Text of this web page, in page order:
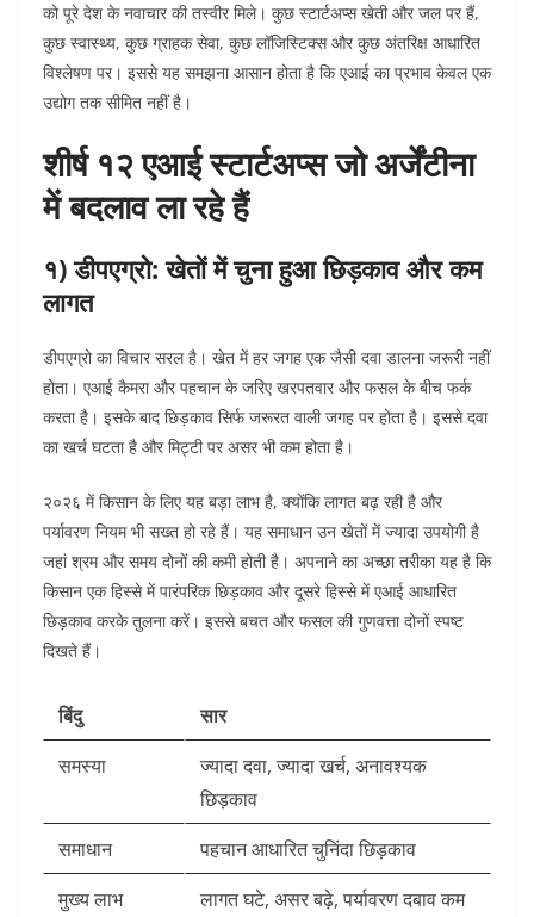
को पूरे देश के नवाचार की तस्वीर मिले। कुछ स्टार्टअप्स खेती और जल पर हैं,
कुछ स्वास्थ्य, कुछ ग्राहक सेवा, कुछ लॉजिस्टिक्स और कुछ अंतरिक्ष आधारित
विश्लेषण पर। इससे यह समझना आसान होता है कि एआई का प्रभाव केवल एक
उद्योग तक सीमित नहीं है।
शीर्ष १२ एआई स्टार्टअप्स जो अर्जेंटीना
में बदलाव ला रहे हैं
१) डीपएग्रो: खेतों में चुना हुआ छिड़काव और कम
लागत
डीपएग्रो का विचार सरल है। खेत में हर जगह एक जैसी दवा डालना जरूरी नहीं
होता। एआई कैमरा और पहचान के जरिए खरपतवार और फसल के बीच फर्क
करता है। इसके बाद छिड़काव सिर्फ जरूरत वाली जगह पर होता है। इससे दवा
का खर्च घटता है और मिट्टी पर असर भी कम होता है।
२०२६ में किसान के लिए यह बड़ा लाभ है, क्योंकि लागत बढ़ रही है और
पर्यावरण नियम भी सख्त हो रहे हैं। यह समाधान उन खेतों में ज्यादा उपयोगी है
जहां श्रम और समय दोनों की कमी होती है। अपनाने का अच्छा तरीका यह है कि
किसान एक हिस्से में पारंपरिक छिड़काव और दूसरे हिस्से में एआई आधारित
छिड़काव करके तुलना करें। इससे बचत और फसल की गुणवत्ता दोनों स्पष्ट
दिखते हैं।
बिंदु
सार
समस्या
ज्यादा दवा, ज्यादा खर्च, अनावश्यक
छिड़काव
समाधान
पहचान आधारित चुनिंदा छिड़काव
मुख्य लाभ
लागत घटे, असर बढ़े, पर्यावरण दबाव कम